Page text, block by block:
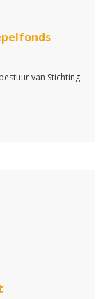
van Stichting